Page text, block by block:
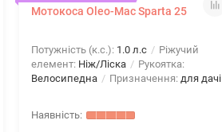
Мотокоса Oleo-Mac Sparta 25
Потужність (к.с.): 1.0 л.с
Ріжучий
елемент: Ніж/Ліска
Рукоятка:
Велосипедна
Призначення: для дачі